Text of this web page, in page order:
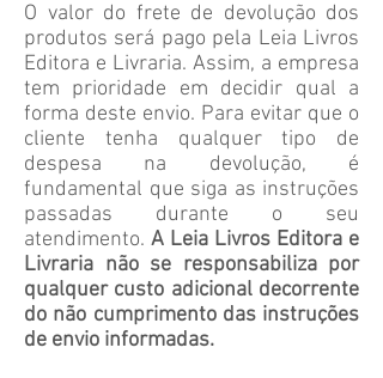
O valor do frete de devolução dos
produtos será pago pela Leia Livros
Editora e Livraria. Assim, a empresa
tem prioridade em decidir qual a
forma deste envio. Para evitar que o
cliente tenha qualquer tipo de
despesa na devolução, é
fundamental que siga as instruções
passadas durante o seu
atendimento. A Leia Livros Editora e
Livraria não se responsabiliza por
qualquer custo adicional decorrente
do não cumprimento das instruções
de envio informadas.